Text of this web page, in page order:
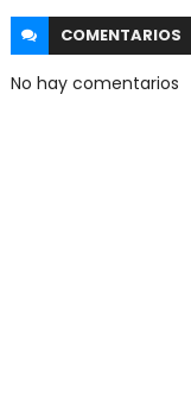
COMENTARIOS
No hay comentarios